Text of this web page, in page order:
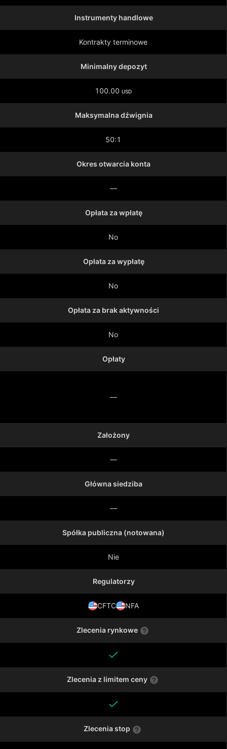
Instrumenty handlowe
Kontrakty terminowe
Minimalny depozyt
100.00 USD
Maksymalna dźwignia
50:1
Okres otwarcia konta
—
Opłata za wpłatę
No
Opłata za wypłatę
No
Opłata za brak aktywności
No
Opłaty
—
Założony
—
Główna siedziba
—
Spółka publiczna (notowana)
Nie
Regulatorzy
CFTC NFA
Zlecenia rynkowe
Zlecenia z limitem ceny
Zlecenia stop